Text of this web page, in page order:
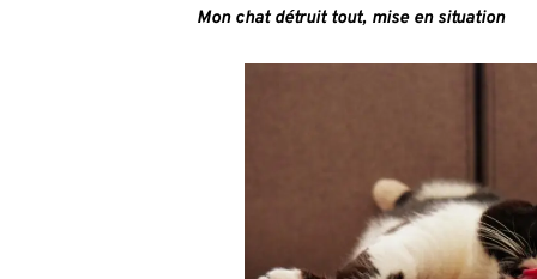
Mon chat détruit tout, mise en situation